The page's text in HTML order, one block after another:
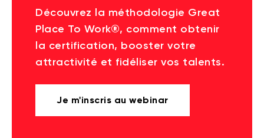
Découvrez la méthodologie Great
Place To Work®, comment obtenir
la certification, booster votre
attractivité et fidéliser vos talents.
Je m'inscris au webinar